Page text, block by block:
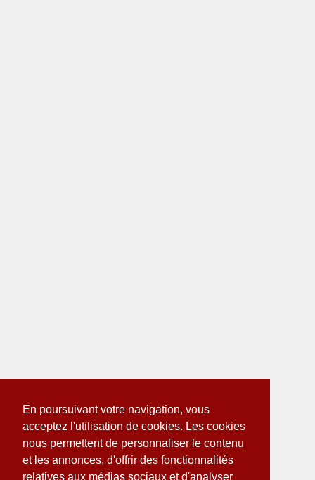
En poursuivant votre navigation, vous
acceptez l'utilisation de cookies. Les cookies
nous permettent de personnaliser le contenu
et les annonces, d'offrir des fonctionnalités
relatives aux médias sociaux et d'analyser